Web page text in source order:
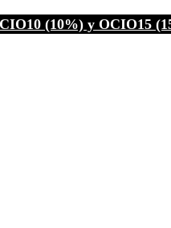
(10%) y OCIO15